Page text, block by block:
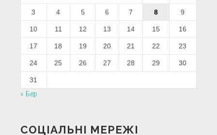
3 4 5 6 7 8 9
10 11 12 13 14 15 16
17 18 19 20 21 22 23
24 25 26 27 28 29 30
31
« Бер
СОЦІАЛЬНІ МЕРЕЖІ